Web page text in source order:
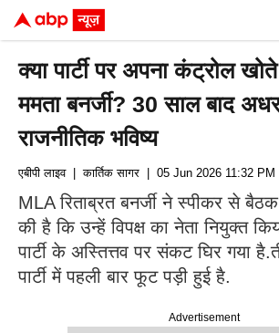
क्या पार्टी पर अपना कंट्रोल
ममता बनर्जी? 30 साल बाद
राजनीतिक भविष्य
Advertisement
एबीपी लाइव| कार्तिक सागर | 05 Jun 2026 11:32 PM
MLA रिताब्रत बनर्जी ने स्पीकर से
की है कि उन्हें विपक्ष का नेता नियुक्त
पार्टी के अस्तित्तव पर संकट घिर गया
पार्टी में पहली बार फूट पड़ी हुई है.